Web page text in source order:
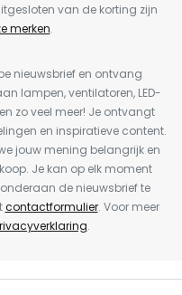
van de korting zijn
merken.
nieuwsbrief en ontvang
lampen, ventilatoren, LED-
zo veel meer! Je ontvangt
en inspiratieve content.
jouw mening belangrijk en
Je kan op elk moment
de nieuwsbrief te
contactformulier. Voor meer
.